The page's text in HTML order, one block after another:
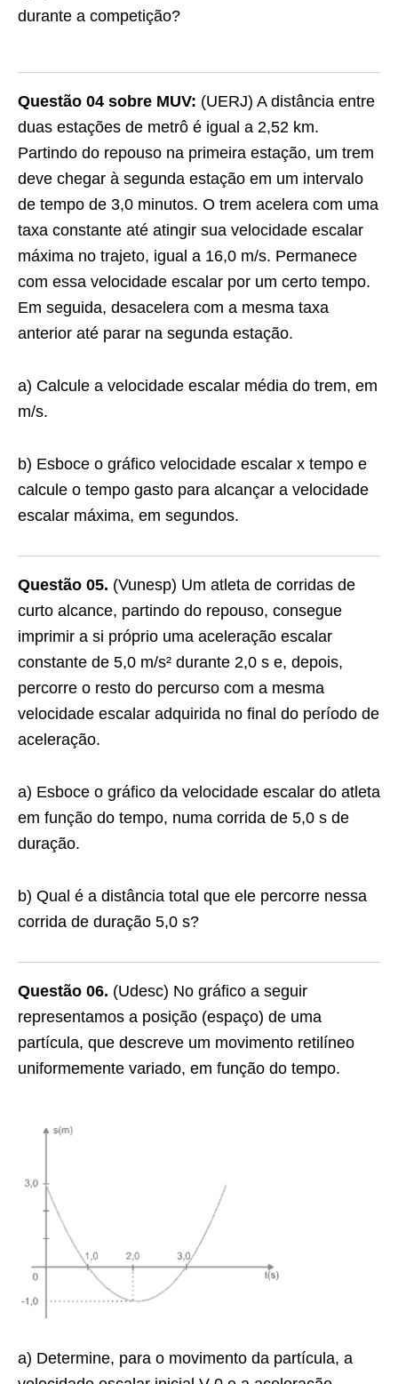
durante a competição?
Questão 04 sobre MUV: (UERJ) A distância entre
duas estações de metrô é igual a 2,52 km.
Partindo do repouso na primeira estação, um trem
deve chegar à segunda estação em um intervalo
de tempo de 3,0 minutos. O trem acelera com uma
taxa constante até atingir sua velocidade escalar
máxima no trajeto, igual a 16,0 m/s. Permanece
com essa velocidade escalar por um certo tempo.
Em seguida, desacelera com a mesma taxa
anterior até parar na segunda estação.
a) Calcule a velocidade escalar média do trem, em
m/s.
b) Esboce o gráfico velocidade escalar x tempo e
calcule o tempo gasto para alcançar a velocidade
escalar máxima, em segundos.
Questão 05. (Vunesp) Um atleta de corridas de
curto alcance, partindo do repouso, consegue
imprimir a si próprio uma aceleração escalar
constante de 5,0 m/s² durante 2,0 s e, depois,
percorre o resto do percurso com a mesma
velocidade escalar adquirida no final do período de
aceleração.
a) Esboce o gráfico da velocidade escalar do atleta
em função do tempo, numa corrida de 5,0 s de
duração.
b) Qual é a distância total que ele percorre nessa
corrida de duração 5,0 s?
Questão 06. (Udesc) No gráfico a seguir
representamos a posição (espaço) de uma
partícula, que descreve um movimento retilíneo
uniformemente variado, em função do tempo.
a) Determine, para o movimento da partícula, a